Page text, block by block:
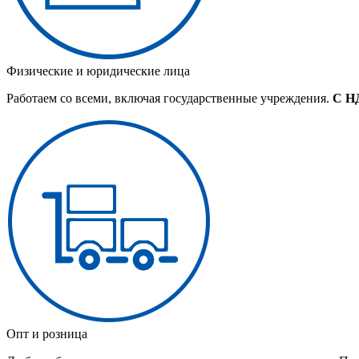
Физические и юридические лица
Работаем со всеми, включая государственные учреждения. С
Опт и розница